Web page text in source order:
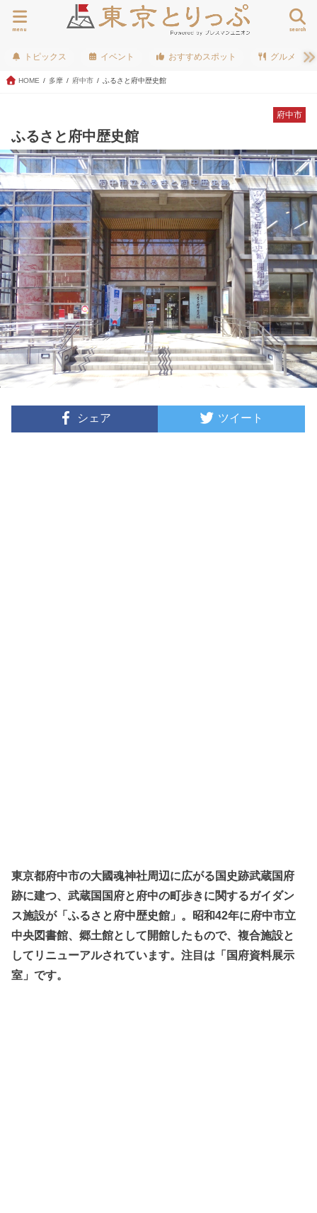
search
menu
トピックス イベント おすすめスポット グルメ
HOME 多摩 府中市 ふるさと府中歴史館
府中市
ふるさと府中歴史館
シェア ツイート
東京都府中市の大國魂神社周辺に広がる国史跡武蔵国府
跡に建つ、武蔵国国府と府中の町歩きに関するガイダン
ス施設が「ふるさと府中歴史館」。昭和42年に府中市立
中央図書館、郷土館として開館したもので、複合施設と
してリニューアルされています。注目は「国府資料展示
室」です。